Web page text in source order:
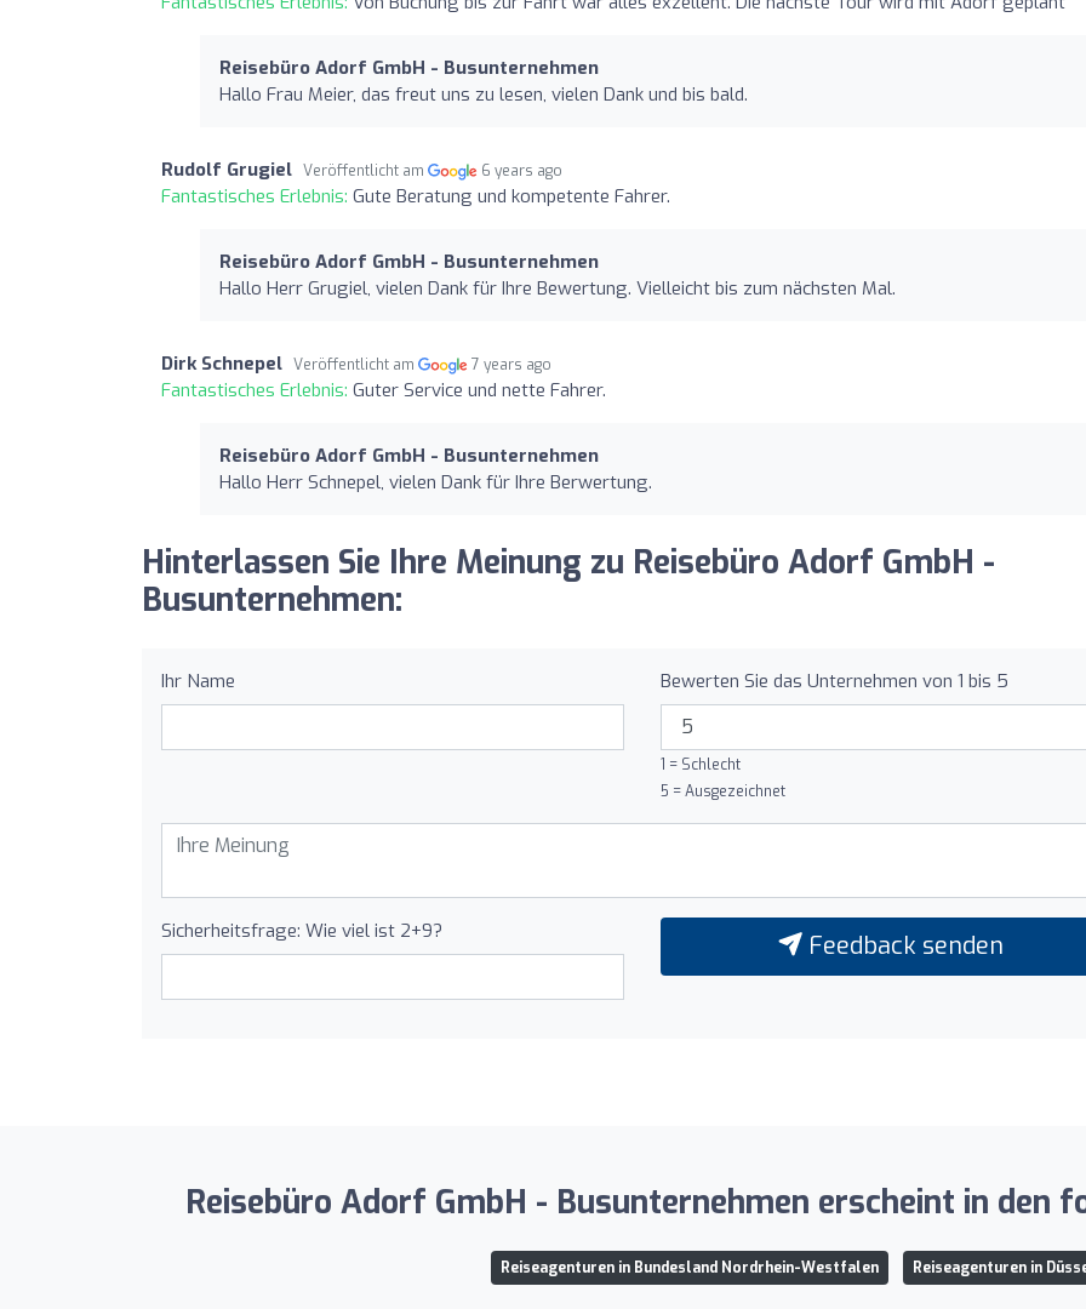
Reisebüro Adorf GmbH - Busunternehmen
Hallo Frau Meier, das freut uns zu lesen, vielen Dank und bis bald.
Rudolf Grugiel Veröffentlicht am 6 years ago
Fantastisches Erlebnis: Gute Beratung und kompetente Fahrer.
Reisebüro Adorf GmbH - Busunternehmen
Hallo Herr Grugiel, vielen Dank für Ihre Bewertung. Vielleicht bis zum nächsten Mal.
Dirk Schnepel Veröffentlicht am 7 years ago
Fantastisches Erlebnis: Guter Service und nette Fahrer.
Reisebüro Adorf GmbH - Busunternehmen
Hallo Herr Schnepel, vielen Dank für Ihre Berwertung.
Hinterlassen Sie Ihre Meinung zu Reisebüro Adorf GmbH -
Busunternehmen:
Ihr Name Bewerten Sie das Unternehmen von 1 bis 5
1 = Schlecht
5 = Ausgezeichnet
Sicherheitsfrage: Wie viel ist 2+9? Feedback senden
Reisebüro Adorf GmbH - Busunternehmen erscheint in den
Reiseagenturen in Bundesland Nordrhein-Westfalen Reiseagenturen in